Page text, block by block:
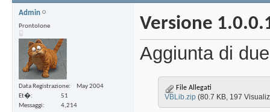
Admin
Prontolone
Data Registrazione
May 2004
Et�
51
Messaggi
4,214
Versione
Aggiunta di
File Allegati
VBLib.zip‎ (80.7 KB, 197